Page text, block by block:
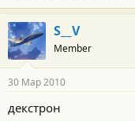
S__V
Member
30 Мар 2010
декстрон